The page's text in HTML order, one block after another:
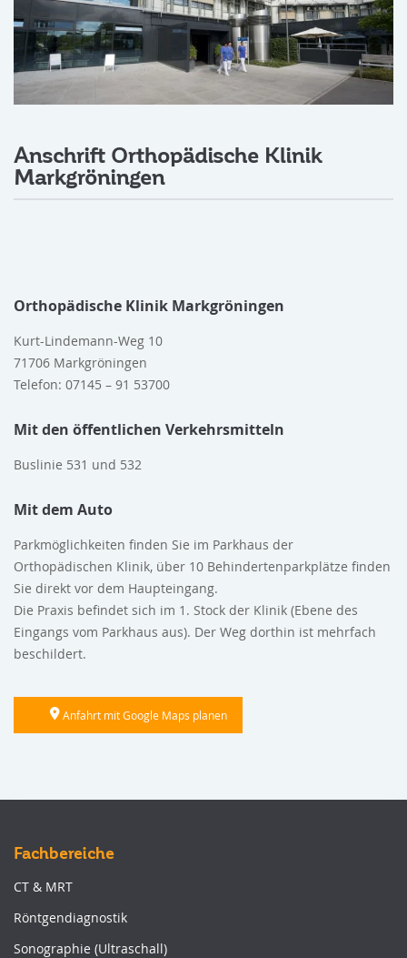
Anschrift Orthopädische Klinik
Markgröningen
Orthopädische Klinik Markgröningen
Kurt-Lindemann-Weg 10
71706 Markgröningen
Telefon: 07145 – 91 53700
Mit den öffentlichen Verkehrsmitteln
Buslinie 531 und 532
Mit dem Auto
Parkmöglichkeiten finden Sie im Parkhaus der
Orthopädischen Klinik, über 10 Behindertenparkplätze finden
Sie direkt vor dem Haupteingang.
Die Praxis befindet sich im 1. Stock der Klinik (Ebene des
Eingangs vom Parkhaus aus). Der Weg dorthin ist mehrfach
beschildert.
Anfahrt mit Google Maps planen
Fachbereiche
CT & MRT
Röntgendiagnostik
Sonographie (Ultraschall)